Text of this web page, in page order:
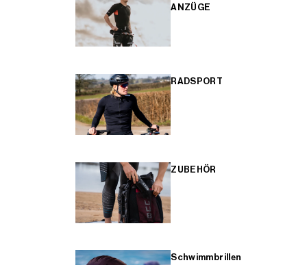
ANZÜGE
RADSPORT
ZUBEHÖR
Schwimmbrillen